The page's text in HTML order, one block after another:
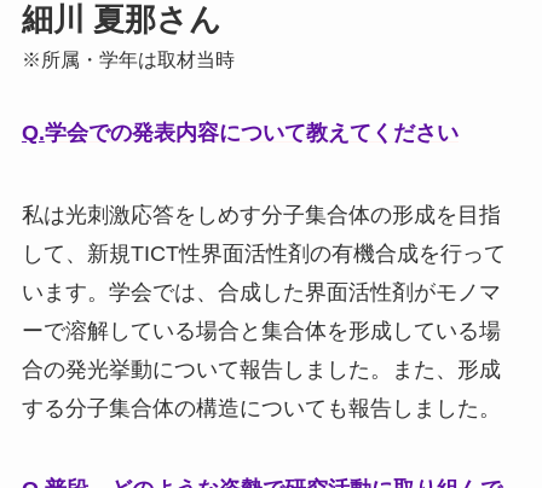
細川 夏那さん
※所属・学年は取材当時
Q.学会での発表内容について教えてください
私は光刺激応答をしめす分子集合体の形成を目指
して、新規TICT性界面活性剤の有機合成を行って
います。学会では、合成した界面活性剤がモノマ
ーで溶解している場合と集合体を形成している場
合の発光挙動について報告しました。また、形成
する分子集合体の構造についても報告しました。